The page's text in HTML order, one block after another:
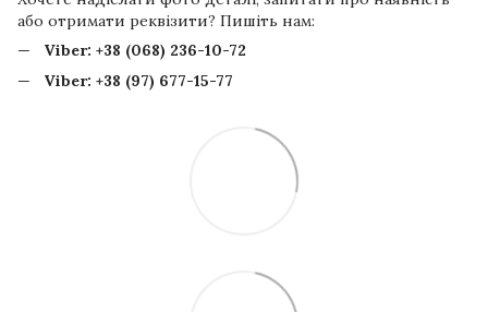
або отримати реквізити? Пишіть нам:
Viber: +38 (068) 236-10-72
Viber: +38 (97) 677-15-77